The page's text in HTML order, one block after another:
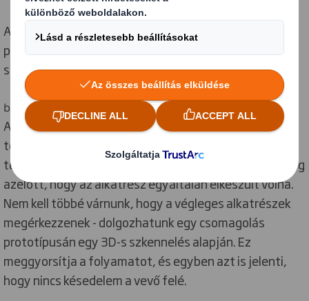
Amennyiben a partner elégedett, egy teljes méretű
prototípus készíthető az egész világra kiterjedő
szállítási csomagolásokról.
banner slide - 3d-s nyomtatás
A technológia kulcsfontosságú előnye, hogy lehetővé
teszi számunkra a csomagolás tervezésének már a
termékfejlesztési út elején történő megkezdését, még
azelőtt, hogy az alkatrész egyáltalán elkészült volna.
Nem kell többé várnunk, hogy a végleges alkatrészek
megérkezzenek - dolgozhatunk egy csomagolás
prototípusán egy 3D-s szkennelés alapján. Ez
meggyorsítja a folyamatot, és egyben azt is jelenti,
hogy nincs késedelem a vevő felé.